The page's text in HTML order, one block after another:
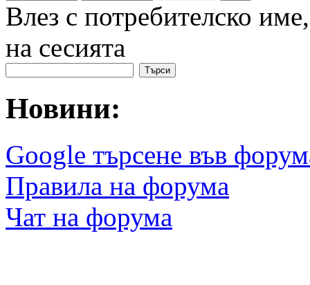
Влез с потребителско
на сесията
Новини:
Google търсене във
Правила на форума
Чат на форума